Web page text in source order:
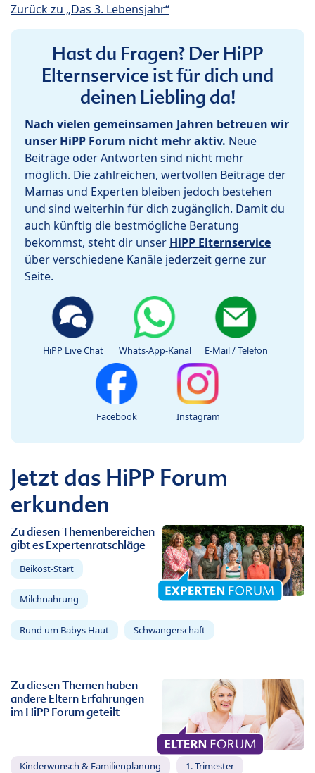
Zurück zu „Das 3. Lebensjahr“
Hast du Fragen? Der HiPP
Elternservice ist für dich und
deinen Liebling da!
Nach vielen gemeinsamen Jahren betreuen wir
unser HiPP Forum nicht mehr aktiv. Neue
Beiträge oder Antworten sind nicht mehr
möglich. Die zahlreichen, wertvollen Beiträge der
Mamas und Experten bleiben jedoch bestehen
und sind weiterhin für dich zugänglich. Damit du
auch künftig die bestmögliche Beratung
bekommst, steht dir unser HiPP Elternservice
über verschiedene Kanäle jederzeit gerne zur
Seite.
HiPP Live Chat Whats-App-Kanal E-Mail / Telefon
Facebook Instagram
Jetzt das HiPP Forum
erkunden
Zu diesen Themenbereichen
gibt es Expertenratschläge
Beikost-Start
Milchnahrung
Rund um Babys Haut Schwangerschaft
Zu diesen Themen haben
andere Eltern Erfahrungen
im HiPP Forum geteilt
Kinderwunsch & Familienplanung 1. Trimester